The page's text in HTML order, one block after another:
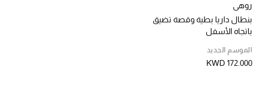
النساء
الحقائب النسائية
روهي
بنطال داريا بطية وقصة تضيق
باتجاه الأسفل
الموسم الجديد
KWD 172.000